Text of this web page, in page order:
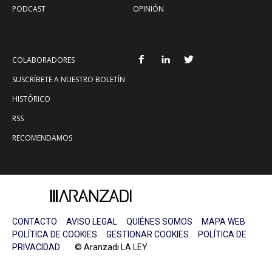
PODCAST
OPINIÓN
COLABORADORES
SUSCRÍBETE A NUESTRO BOLETÍN
HISTÓRICO
RSS
RECOMENDAMOS
CONTACTO AVISO LEGAL QUIÉNES SOMOS
MAPA WEB
POLÍTICA DE COOKIES
GESTIONAR COOKIES
POLÍTICA DE
PRIVACIDAD © Aranzadi LA LEY